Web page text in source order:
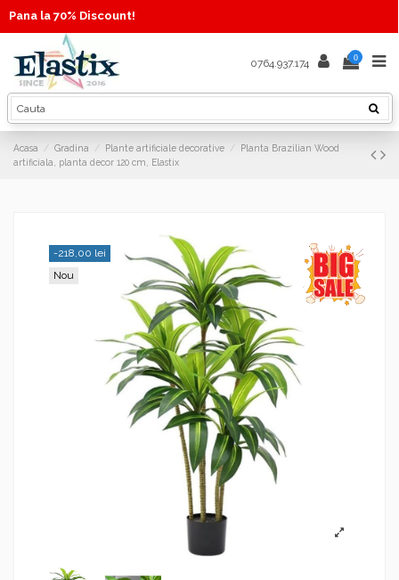
Pana la 70% Discount!
0764.937.174 0
Acasa Gradina Plante artificiale decorative
Planta Brazilian Wood
artificiala, planta decor 120 cm, Elastix
-218,00 lei
Nou